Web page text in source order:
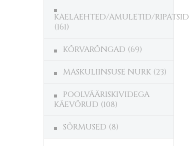
KAELAEHTED/AMULETID/RIPATSID
(161)
KÕRVARÕNGAD (69)
MASKULIINSUSE NURK (23)
POOLVÄÄRISKIVIDEGA
KÄEVÕRUD (108)
SÕRMUSED (8)